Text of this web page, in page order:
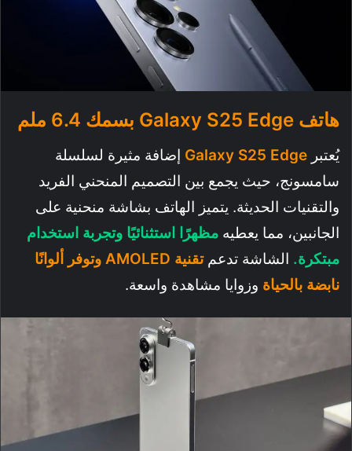
هاتف Galaxy S25 Edge بسمك 6.4 ملم
يُعتبر Galaxy S25 Edge إضافة مثيرة لسلسلة
سامسونج، حيث يجمع بين التصميم المنحني الفريد
والتقنيات الحديثة. يتميز الهاتف بشاشة منحنية على
الجانبين، مما يعطيه مظهرًا استثنائيًا وتجربة استخدام
مبتكرة. الشاشة تدعم
تقنية AMOLED وتوفر ألوانًا
نابضة بالحياة وزوايا مشاهدة واسعة.